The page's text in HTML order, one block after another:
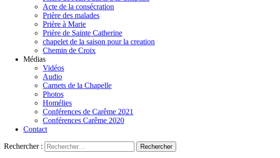
Acte de la consécration
Prière des malades
Prière à Marie
Prière de Sainte Catherine
chapelet de la saison pour la creation
Chemin de Croix
Médias
Vidéos
Audio
Carnets de la Chapelle
Photos
Homélies
Conférences de Carême 2021
Conférences Carême 2020
Contact
Rechercher :